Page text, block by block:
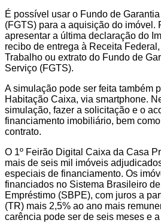
É possível usar o Fundo de
(FGTS) para a aquisição do imóvel.
apresentar a última declaração do
recibo de entrega à Receita
Trabalho ou extrato do Fundo de
Serviço (FGTS).
A simulação pode ser feita também
Habitação Caixa, via smartphone.
simulação, fazer a solicitação e o
financiamento imobiliário, bem
contrato.
O 1º Feirão Digital Caixa da Casa
mais de seis mil imóveis
especiais de financiamento. Os
financiados no Sistema Brasileiro
Empréstimo (SBPE), com juros a
(TR) mais 2,5% ao ano mais
carência pode ser de seis meses e